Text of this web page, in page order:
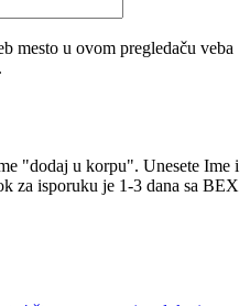
mesto u ovom pregledaču veba
"dodaj u korpu". Unesete Ime i
za isporuku je 1-3 dana sa BEX